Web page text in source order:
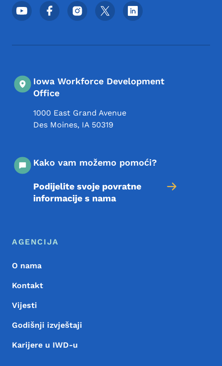
Meni podnožja društvenih mrežaa
Iowa Workforce Development
Office
1000 East Grand Avenue
Des Moines, IA 50319
Kako vam možemo pomoći?
Podijelite svoje povratne
informacije s nama
Meni podnožja
Footer
AGENCIJA
O nama
Kontakt
Vijesti
Godišnji izvještaji
Karijere u IWD-u